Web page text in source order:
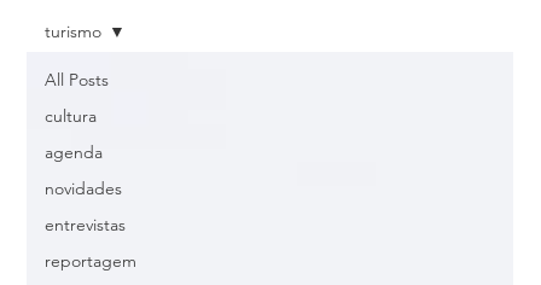
All Posts
cultura
agenda
novidades
entrevistas
reportagem
turismo